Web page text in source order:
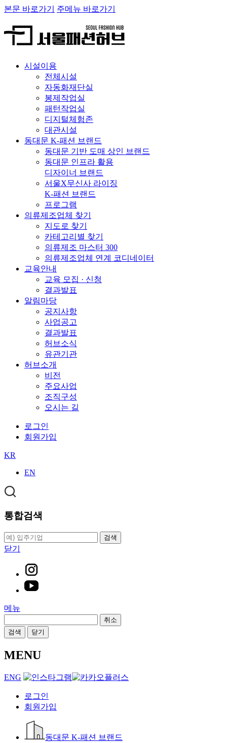
본문 바로가기 주메뉴 바로가기
시설이용
전체시설
자동화재단실
봉제작업실
패턴작업실
디지털체험존
대관시설
동대문 K-패션 브랜드
동대문 기반 도매 상인 브랜드
동대문 인프라 활용
디자이너 브랜드
서울X무신사 라이징
K-패션 브랜드
프로그램
의류제조업체 찾기
지도로 찾기
카테고리별 찾기
의류제조 마스터 300
의류제조업체 연계 코디네이터
교육안내
교육 모집 · 신청
결과발표
알림마당
공지사항
사업공고
결과발표
허브소식
유관기관
허브소개
비전
주요사업
조직구성
오시는 길
로그인
회원가입
KR
EN
통합검색
검색
닫기
메뉴
취소
검색
닫기
MENU
ENG
로그인
회원가입
동대문 K-패션 브랜드